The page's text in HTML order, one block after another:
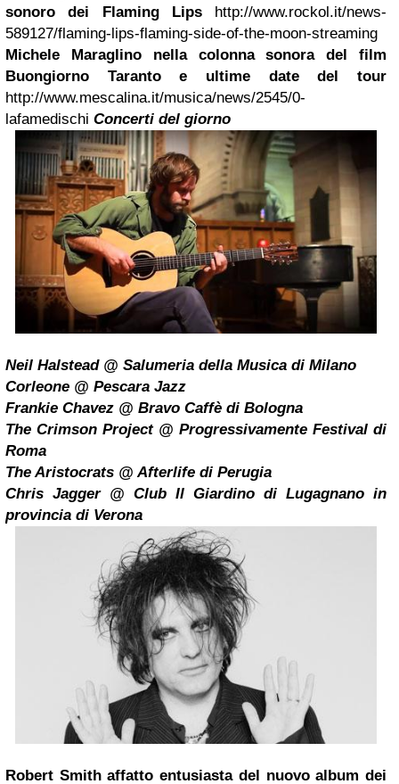
sonoro dei Flaming Lips
http://www.rockol.it/news-
589127/flaming-lips-flaming-side-of-the-moon-streaming
Michele Maraglino nella colonna sonora del film
Buongiorno Taranto e ultime date del tour
http://www.mescalina.it/musica/news/2545/0-
lafamedischi Concerti del giorno
Neil Halstead @ Salumeria della Musica di Milano
Corleone @ Pescara Jazz
Frankie Chavez @ Bravo Caffè di Bologna
The Crimson Project @ Progressivamente Festival di
Roma
The Aristocrats @ Afterlife di Perugia
Chris Jagger @ Club Il Giardino di Lugagnano in
provincia di Verona
Robert Smith affatto entusiasta del nuovo album dei